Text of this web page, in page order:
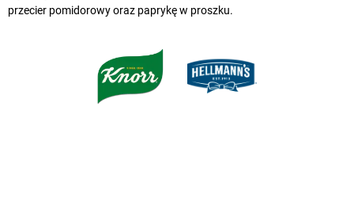
przecier pomidorowy oraz paprykę w proszku.